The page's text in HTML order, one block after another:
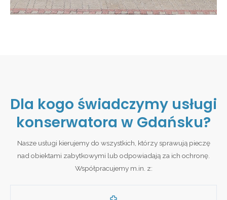
Dla kogo świadczymy usługi
konserwatora w Gdańsku?
Nasze usługi kierujemy do wszystkich, którzy sprawują pieczę
nad obiektami zabytkowymi lub odpowiadają za ich ochronę.
Współpracujemy m.in. z: